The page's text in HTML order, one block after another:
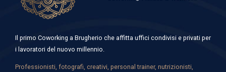
Il primo Coworking a Brugherio che affitta uffici condivisi e privati per
i lavoratori del nuovo millennio.
Professionisti, fotografi, creativi, personal trainer, nutrizionisti,